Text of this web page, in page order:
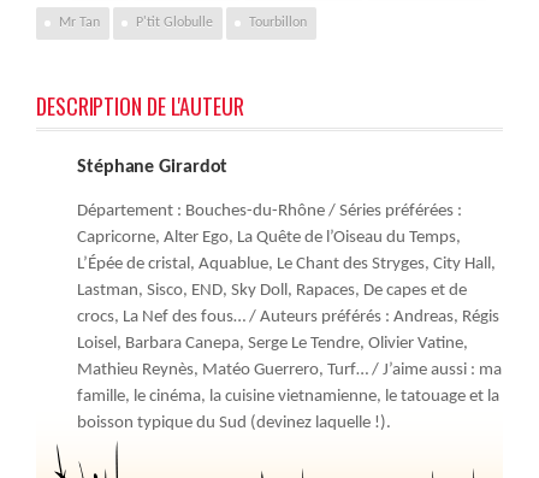
Mr Tan P'tit Globulle Tourbillon
DESCRIPTION DE L'AUTEUR
Stéphane Girardot
Département : Bouches-du-Rhône / Séries préférées :
Capricorne, Alter Ego, La Quête de l’Oiseau du Temps,
L’Épée de cristal, Aquablue, Le Chant des Stryges, City Hall,
Lastman, Sisco, END, Sky Doll, Rapaces, De capes et de
crocs, La Nef des fous… / Auteurs préférés : Andreas, Régis
Loisel, Barbara Canepa, Serge Le Tendre, Olivier Vatine,
Mathieu Reynès, Matéo Guerrero, Turf… / J’aime aussi : ma
famille, le cinéma, la cuisine vietnamienne, le tatouage et la
boisson typique du Sud (devinez laquelle !).